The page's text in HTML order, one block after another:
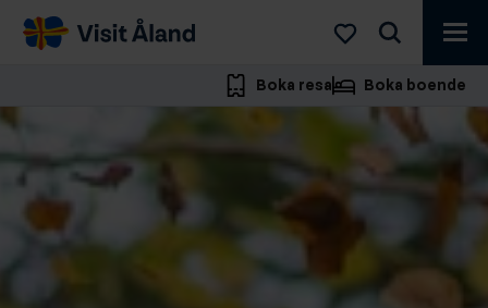
Visit
Åland
Boka resa
Boka boende